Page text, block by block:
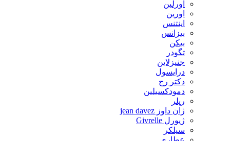
اورلین
اورین
اینتنس
بیزانس
بیکن
تگودر
جنیزلاین
درایسول
دکتر رج
دمودکسیلین
رپلر
ژان داوز jean davez
ژیورل Givrelle
سیلکر